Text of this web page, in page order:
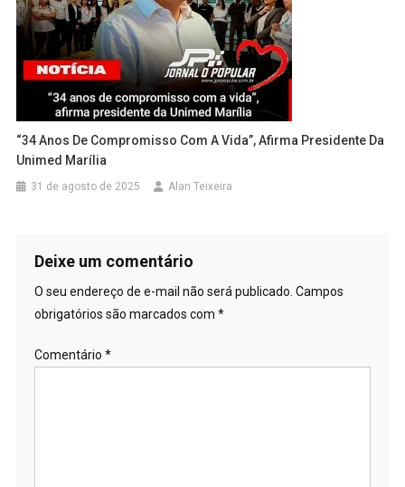
“34 Anos De Compromisso Com A Vida”, Afirma Presidente Da
Unimed Marília
31 de agosto de 2025 Alan Teixeira
Deixe um comentário
O seu endereço de e-mail não será publicado. Campos
obrigatórios são marcados com *
Comentário *